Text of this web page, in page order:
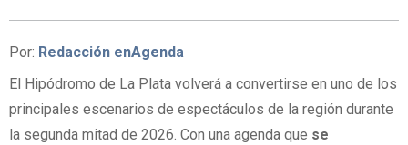
Por: Redacción enAgenda
El Hipódromo de La Plata volverá a convertirse en uno de los
principales escenarios de espectáculos de la región durante
la segunda mitad de 2026. Con una agenda que se